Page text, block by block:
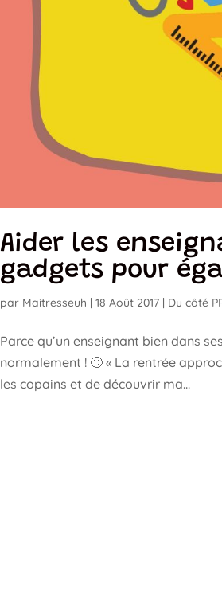
Aider les
gadgets pour
par Maitresseuh |18 Août 2017 | Du côté
Parce qu’un enseignant bien dans
normalement ! 🙂 « La rentrée
les copains et de découvrir ma...